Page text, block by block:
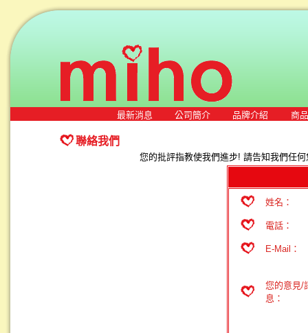
最新消息 公司簡介 品牌介紹 商
聯絡我們
您的批評指教使我們進步! 請告知我們任
姓名：
電話：
E-Mail：
您的意見/
息：